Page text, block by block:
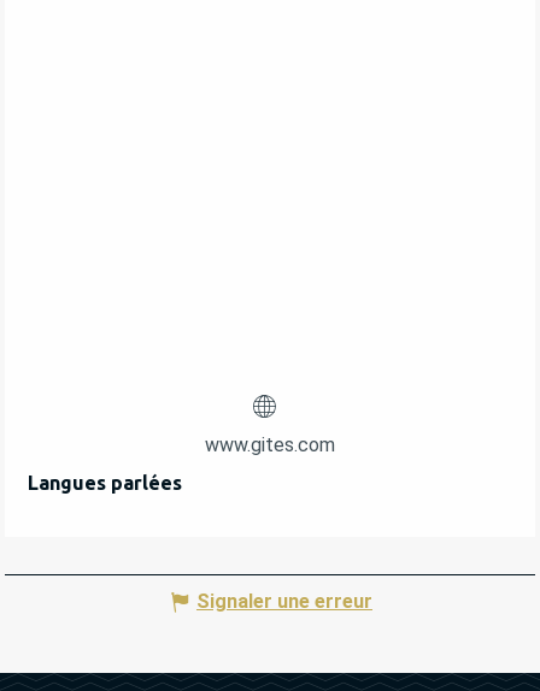
www.gites.com
Langues parlées
Langues parlées
Signaler une erreur